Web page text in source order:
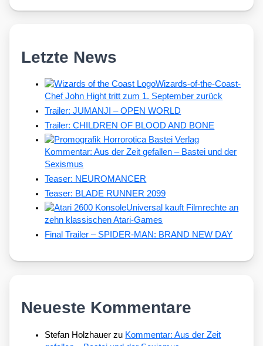
Letzte News
Wizards-of-the-Coast-
Chef John Hight tritt zum 1. September zurück
Trailer: JUMANJI – OPEN WORLD
Trailer: CHILDREN OF BLOOD AND BONE
Kommentar: Aus der Zeit gefallen – Bastei und der
Sexismus
Teaser: NEUROMANCER
Teaser: BLADE RUNNER 2099
Universal kauft Filmrechte an
zehn klassischen Atari-Games
Final Trailer – SPIDER-MAN: BRAND NEW DAY
Neueste Kommentare
Stefan Holzhauer zu Kommentar: Aus der Zeit